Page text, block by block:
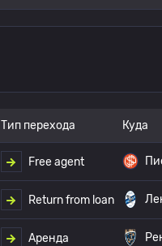
Тип перехода Куда
Free agent
Return from loan
Аренда